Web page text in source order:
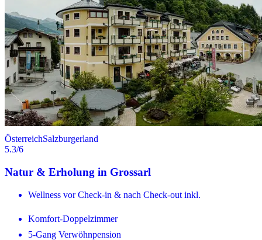
ÖsterreichSalzburgerland
5.3/6
Natur & Erholung in Grossarl
Wellness vor Check-in & nach Check-out inkl.
Komfort-Doppelzimmer
5-Gang Verwöhnpension